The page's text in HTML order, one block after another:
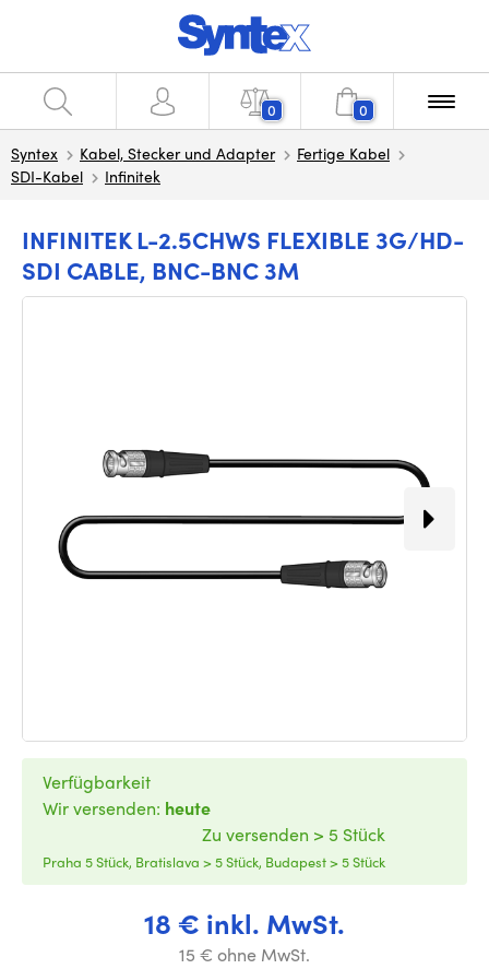
0 0
Syntex Kabel, Stecker und Adapter
Fertige Kabel
SDI-Kabel
Infinitek
INFINITEK L-2.5CHWS FLEXIBLE 3G/HD-
SDI CABLE, BNC-BNC 3M
18 € inkl. MwSt.
15 € ohne MwSt.
Verfügbarkeit
Wir versenden: heute
Zu versenden > 5 Stück
Praha 5 Stück, Bratislava > 5 Stück, Budapest > 5 Stück